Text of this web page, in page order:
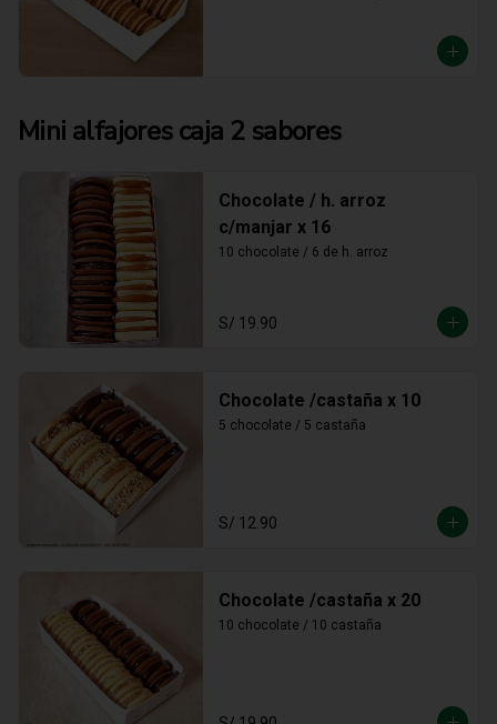
Mini alfajores caja 2 sabores
Chocolate / h. arroz
c/manjar x 16
10 chocolate / 6 de h. arroz
S/ 19.90
Chocolate /castaña x 10
5 chocolate / 5 castaña
S/ 12.90
Chocolate /castaña x 20
10 chocolate / 10 castaña